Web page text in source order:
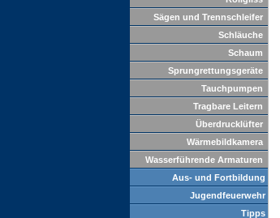
Sägen und Trennschleifer
Schläuche
Schaum
Sprungrettungsgeräte
Tauchpumpen
Tragbare Leitern
Überdrucklüfter
Wärmebildkamera
Wasserführende Armaturen
Aus- und Fortbildung
Jugendfeuerwehr
Tipps